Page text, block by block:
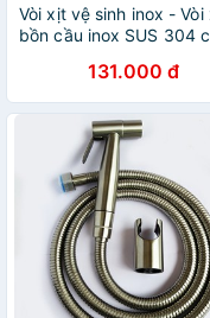
Vòi xịt vệ sinh inox - Vòi
bồn cầu inox SUS 304
131.000 đ